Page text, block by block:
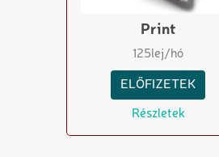
Print
125lej/hó
ELŐFIZETEK
Részletek